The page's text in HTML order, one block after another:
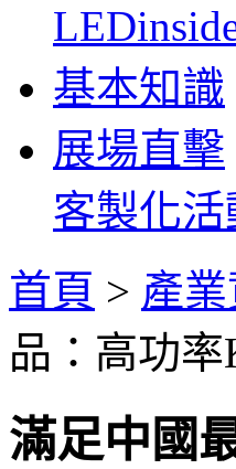
基本知識
展場直擊
客製化活
首頁 > 產
品：高功率
滿足中國